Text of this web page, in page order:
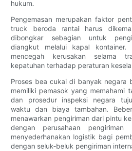
hukum.
Pengemasan merupakan faktor
truck beroda rantai harus
dibongkar sebagian untuk
diangkut melalui kapal kontainer.
mencegah kerusakan selama
kepatuhan terhadap peraturan
Proses bea cukai di banyak negara
memiliki pemasok yang memahami
dan prosedur inspeksi negara
waktu dan biaya tambahan.
menawarkan pengiriman dari pintu
dengan perusahaan
menyederhanakan logistik bagi
dengan seluk-beluk pengiriman